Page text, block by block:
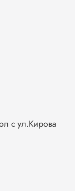
с ул.Кирова